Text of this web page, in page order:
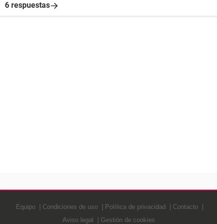
6 respuestas
Equipo Condiciones de uso Política de privacidad
Contacto
Aviso legal
Gestión de cookies